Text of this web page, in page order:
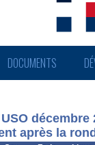
DOCUMENTS
décembre
après la